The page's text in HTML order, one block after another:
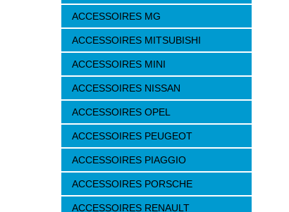
ACCESSOIRES MG
ACCESSOIRES MITSUBISHI
ACCESSOIRES MINI
ACCESSOIRES NISSAN
ACCESSOIRES OPEL
ACCESSOIRES PEUGEOT
ACCESSOIRES PIAGGIO
ACCESSOIRES PORSCHE
ACCESSOIRES RENAULT